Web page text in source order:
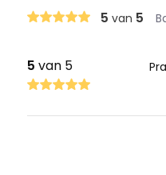
5 van 5
5 van 5